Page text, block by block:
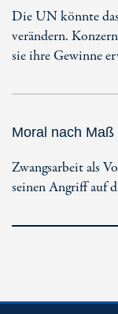
Die UN könnte
verändern.
sie ihre Gewinne
Moral nach Maß
Zwangsarbeit als
seinen Angriff auf